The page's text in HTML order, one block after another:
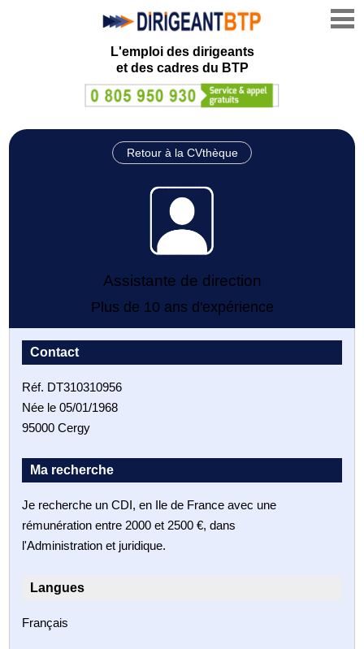
L'emploi des dirigeants
et des cadres du BTP
Retour à la CVthèque
Assistante de direction
Plus de 10 ans d'expérience
Contact
Réf. DT310310956
Née le 05/01/1968
95000 Cergy
Ma recherche
Je recherche un CDI, en Ile de France avec une
rémunération entre 2000 et 2500 €, dans
l'Administration et juridique.
Langues
Français